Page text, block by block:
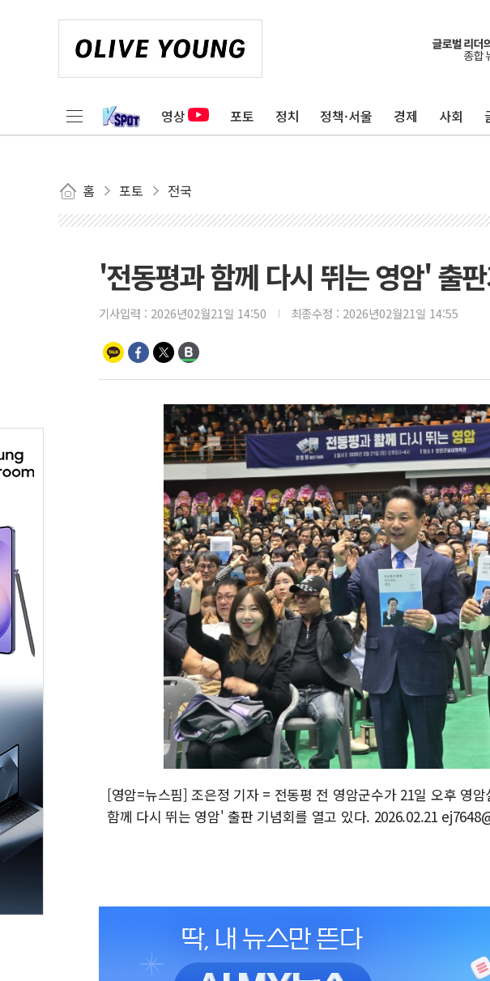
영상 포토 정치 정책·서울 경제 사회
홈 포토 전국
'전동평과 함께 다시 뛰는 영암' 출
기사입력 : 2026년02월21일 14:50 최종수정 : 2026년02월21일 14:55
[영암=뉴스핌] 조은정 기자 = 전동평 전 영암군수가 21일 오후 영
함께 다시 뛰는 영암' 출판 기념회를 열고 있다. 2026.02.21